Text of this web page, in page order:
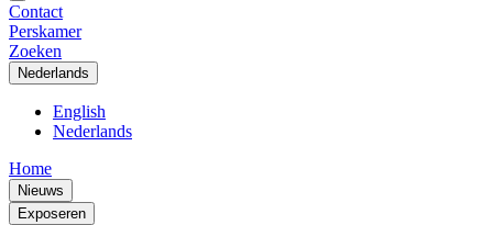
Contact
Perskamer
Zoeken
Nederlands
English
Nederlands
Home
Nieuws
Exposeren